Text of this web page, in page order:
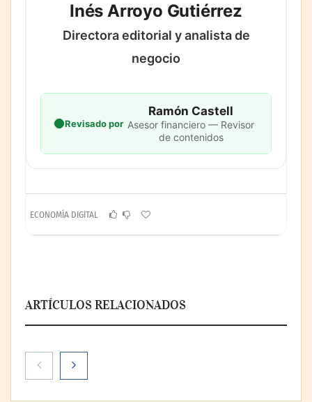
Inés Arroyo Gutiérrez
Directora editorial y analista de
negocio
Revisado por
Ramón Castell
Asesor financiero — Revisor
de contenidos
ECONOMÍA DIGITAL
ARTÍCULOS RELACIONADOS